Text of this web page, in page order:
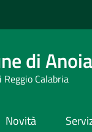
di Anoia
Calabria
Novità